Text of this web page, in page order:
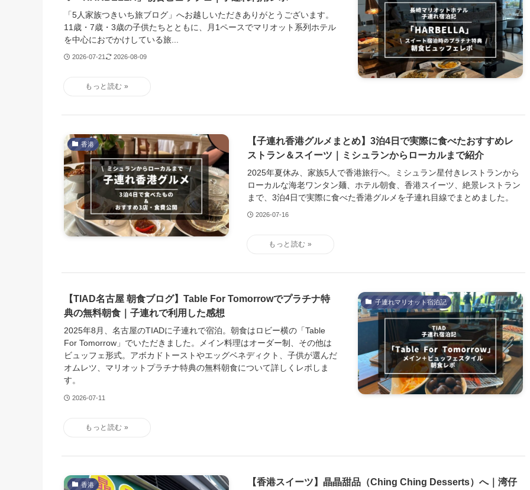
「5人家族つきいち旅ブログ」へお越しいただきありがとうございます。
11歳・7歳・3歳の子供たちとともに、月1ペースでマリオット系列ホテル
を中心におでかけしている旅...
2026-07-21 2026-08-09
香港
【子連れ香港グルメまとめ】3泊4日で実際に食べたおすすめレ
ストラン＆スイーツ｜ミシュランからローカルまで紹介
2025年夏休み、家族5人で香港旅行へ。ミシュラン星付きレストランから
ローカルな海老ワンタン麺、ホテル朝食、香港スイーツ、絶景レストラン
まで、3泊4日で実際に食べた香港グルメを子連れ目線でまとめました。
2026-07-16
子連れマリオット宿泊記
【TIAD名古屋 朝食ブログ】Table For Tomorrowでプラチナ特
典の無料朝食｜子連れで利用した感想
2025年8月、名古屋のTIADに子連れで宿泊。朝食はロビー横の「Table
For Tomorrow」でいただきました。メイン料理はオーダー制、その他は
ビュッフェ形式。アボカドトーストやエッグベネディクト、子供が選んだ
オムレツ、マリオットプラチナ特典の無料朝食について詳しくレポしま
す。
2026-07-11
香港
【香港スイーツ】晶晶甜品（Ching Ching Desserts）へ｜湾仔